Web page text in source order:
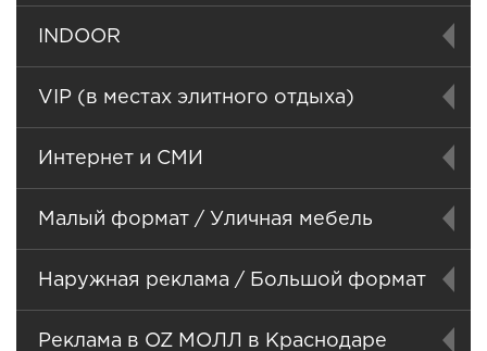
INDOOR
VIP (в местах элитного отдыха)
Интернет и СМИ
Малый формат / Уличная мебель
Наружная реклама / Большой формат
Реклама в OZ МОЛЛ в Краснодаре